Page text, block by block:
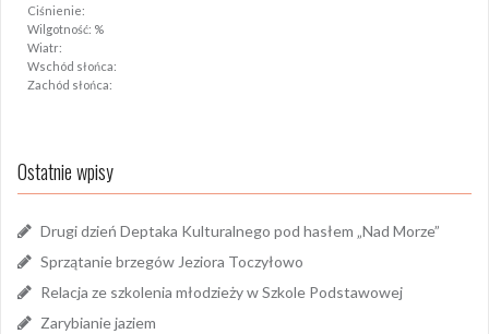
Ciśnienie:
Wilgotność: %
Wiatr:
Wschód słońca:
Zachód słońca:
Ostatnie wpisy
Drugi dzień Deptaka Kulturalnego pod hasłem „Nad Morze”
Sprzątanie brzegów Jeziora Toczyłowo
Relacja ze szkolenia młodzieży w Szkole Podstawowej
Zarybianie jaziem